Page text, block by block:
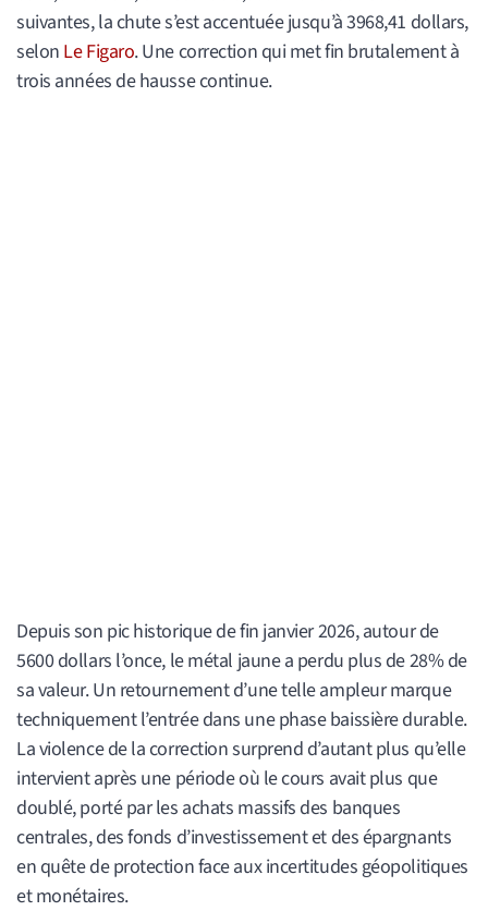
suivantes, la chute s’est accentuée jusqu’à 3968,41 dollars,
selon Le Figaro. Une correction qui met fin brutalement à
trois années de hausse continue.
Depuis son pic historique de fin janvier 2026, autour de
5600 dollars l’once, le métal jaune a perdu plus de 28% de
sa valeur. Un retournement d’une telle ampleur marque
techniquement l’entrée dans une phase baissière durable.
La violence de la correction surprend d’autant plus qu’elle
intervient après une période où le cours avait plus que
doublé, porté par les achats massifs des banques
centrales, des fonds d’investissement et des épargnants
en quête de protection face aux incertitudes géopolitiques
et monétaires.